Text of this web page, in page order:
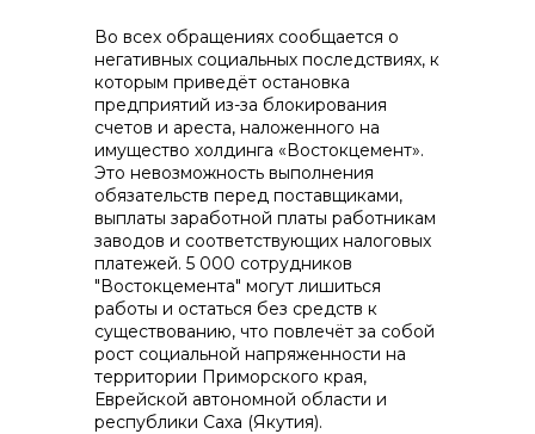
+7 (423) 234 50 50
info@vostokcement.ru
Во всех обращениях сообщается о
негативных социальных последствиях, к
которым приведёт остановка
предприятий из-за блокирования
счетов и ареста, наложенного на
имущество холдинга «Востокцемент».
Это невозможность выполнения
обязательств перед поставщиками,
выплаты заработной платы работникам
заводов и соответствующих налоговых
платежей. 5 000 сотрудников
"Востокцемента" могут лишиться
работы и остаться без средств к
существованию, что повлечёт за собой
рост социальной напряженности на
территории Приморского края,
Еврейской автономной области и
республики Саха (Якутия).